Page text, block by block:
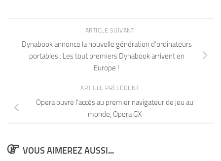
ARTICLE SUIVANT
Dynabook annonce la nouvelle génération d’ordinateurs
portables : Les tout premiers Dynabook arrivent en
Europe !
ARTICLE PRÉCÉDENT
Opera ouvre l’accès au premier navigateur de jeu au
monde, Opera GX
VOUS AIMEREZ AUSSI...